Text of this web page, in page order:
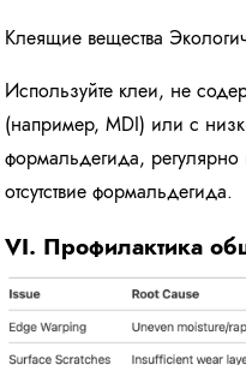
Клеящие вещества
Используйте клеи, не
(например, MDI) или с
формальдегида,
отсутствие формальдегида.
VI. Профилактика